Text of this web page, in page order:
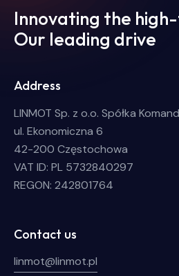
Innovating the
Our leading drive
Address
LINMOT Sp. z o.o. Spółka
ul. Ekonomiczna 6
42-200 Częstochowa
VAT ID: PL 5732840297
REGON: 242801764
Contact us
linmot@linmot.pl